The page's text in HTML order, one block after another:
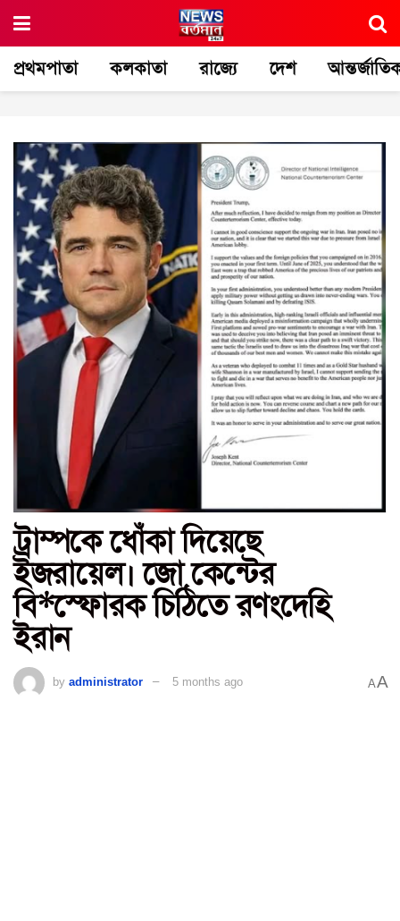
প্রথমপাতা কলকাতা রাজ্যে দেশ
ট্রাম্পকে ধোঁকা দিয়েছে
ইজরায়েল। জো কেন্টের
বি*স্ফোরক চিঠিতে রণংদেহি
ইরান
by administrator 5 months ago AA